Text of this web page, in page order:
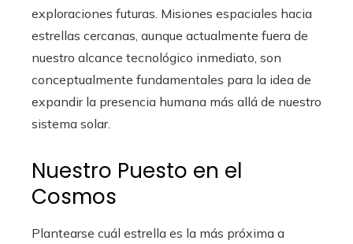
exploraciones futuras. Misiones espaciales hacia
estrellas cercanas, aunque actualmente fuera de
nuestro alcance tecnológico inmediato, son
conceptualmente fundamentales para la idea de
expandir la presencia humana más allá de nuestro
sistema solar.
Nuestro Puesto en el
Cosmos
Plantearse cuál estrella es la más próxima a